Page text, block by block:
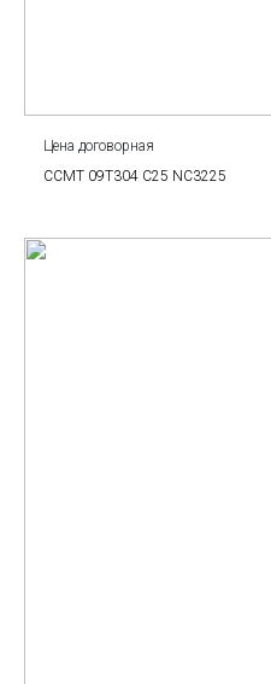
Цена договорная
CCMT 09T304 C25 NC3225